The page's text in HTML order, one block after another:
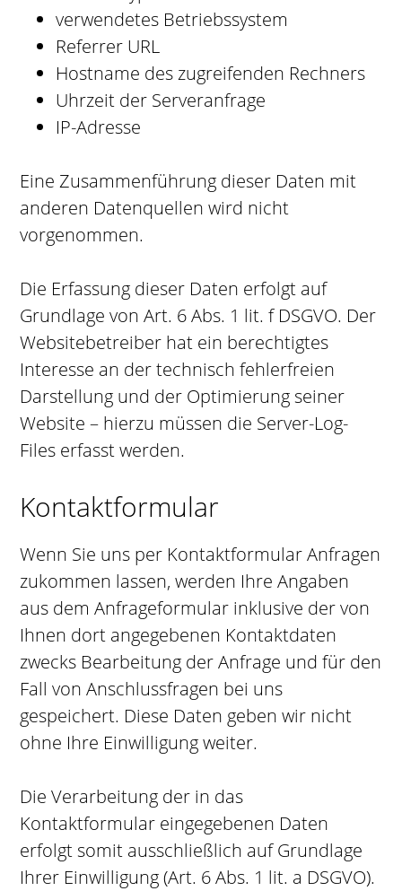
verwendetes Betriebssystem
Referrer URL
Hostname des zugreifenden Rechners
Uhrzeit der Serveranfrage
IP-Adresse
Eine Zusammenführung dieser Daten mit
anderen Datenquellen wird nicht
vorgenommen.
Die Erfassung dieser Daten erfolgt auf
Grundlage von Art. 6 Abs. 1 lit. f DSGVO. Der
Websitebetreiber hat ein berechtigtes
Interesse an der technisch fehlerfreien
Darstellung und der Optimierung seiner
Website – hierzu müssen die Server-Log-
Files erfasst werden.
Kontaktformular
Wenn Sie uns per Kontaktformular Anfragen
zukommen lassen, werden Ihre Angaben
aus dem Anfrageformular inklusive der von
Ihnen dort angegebenen Kontaktdaten
zwecks Bearbeitung der Anfrage und für den
Fall von Anschlussfragen bei uns
gespeichert. Diese Daten geben wir nicht
ohne Ihre Einwilligung weiter.
Die Verarbeitung der in das
Kontaktformular eingegebenen Daten
erfolgt somit ausschließlich auf Grundlage
Ihrer Einwilligung (Art. 6 Abs. 1 lit. a DSGVO).